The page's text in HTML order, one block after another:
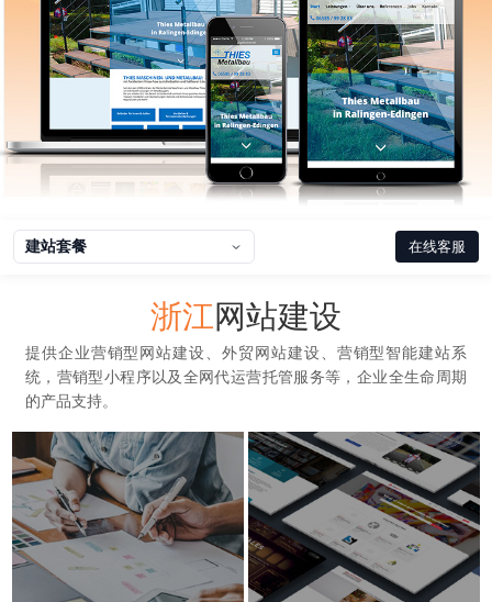
建站套餐 在线客服
浙江网站建设
提供企业营销型网站建设、外贸网站建设、营销型智能建站系
统，营销型小程序以及全网代运营托管服务等，企业全生命周期
的产品支持。